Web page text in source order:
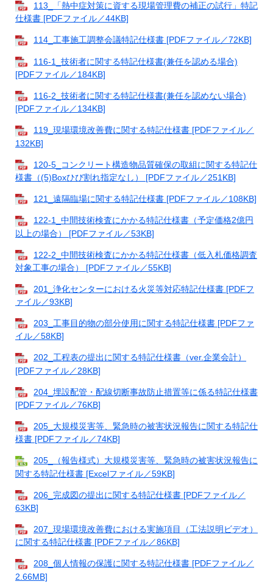
113_「熱中症対策に資する現場管理費の補正の試行」特記
仕様書 [PDFファイル／44KB]
114_工事施工調整会議特記仕様書 [PDFファイル／72KB]
116-1_技術者に関する特記仕様書(兼任を認める場合)
[PDFファイル／184KB]
116-2_技術者に関する特記仕様書(兼任を認めない場合)
[PDFファイル／134KB]
119_現場環境改善費に関する特記仕様書 [PDFファイル／
132KB]
120-5_コンクリート構造物品質確保の取組に関する特記仕
様書（(5)Boxひび割れ指定なし） [PDFファイル／251KB]
121_遠隔臨場に関する特記仕様書 [PDFファイル／108KB]
122-1_中間技術検査にかかる特記仕様書（予定価格2億円
以上の場合） [PDFファイル／53KB]
122-2_中間技術検査にかかる特記仕様書（低入札価格調査
対象工事の場合） [PDFファイル／55KB]
201_浄化センターにおける火災等対応特記仕様書 [PDFフ
ァイル／93KB]
203_工事目的物の部分使用に関する特記仕様書 [PDFファ
イル／58KB]
202_工程表の提出に関する特記仕様書（ver.企業会計）
[PDFファイル／28KB]
204_埋設配管・配線切断事故防止措置等に係る特記仕様書
[PDFファイル／76KB]
205_大規模災害等、緊急時の被害状況報告に関する特記仕
様書 [PDFファイル／74KB]
205_（報告様式）大規模災害等、緊急時の被害状況報告に
関する特記仕様書 [Excelファイル／59KB]
206_完成図の提出に関する特記仕様書 [PDFファイル／
63KB]
207_現場環境改善費における実施項目（工法説明ビデオ）
に関する特記仕様書 [PDFファイル／86KB]
208_個人情報の保護に関する特記仕様書 [PDFファイル／
2.66MB]